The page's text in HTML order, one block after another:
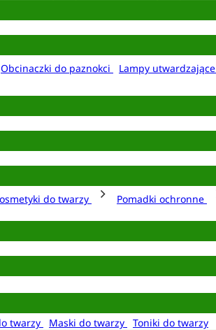
Obcinaczki do paznokci Lampy utwardzające
do twarzy Pomadki ochronne
twarzy Maski do twarzy
Toniki do twarzy